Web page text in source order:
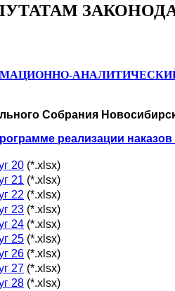
Собрания
реализации
20 (*.xlsx)
21 (*.xlsx)
22 (*.xlsx)
23 (*.xlsx)
24 (*.xlsx)
25 (*.xlsx)
26 (*.xlsx)
27 (*.xlsx)
28 (*.xlsx)